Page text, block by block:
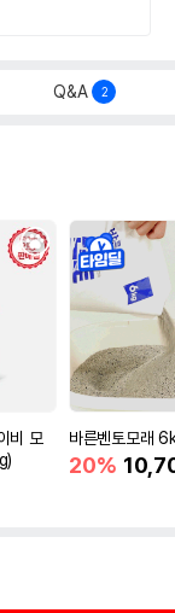
Q&A 2
비 모
바른벤토모래
20%